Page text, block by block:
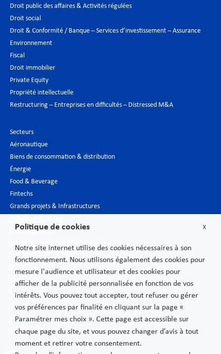
Droit public des affaires & Activités régulées
Droit social
Droit & Conformité / Banque – Services d’investissement – Assurance
Environnement
Fiscal
Droit immobilier
Private Equity
Propriété intellectuelle
Restructuring – Entreprises en difficultés – Distressed M&A
Secteurs
Aéronautique
Biens de consommation & distribution
Énergie
Food & Beverage
Fintechs
Grands projets & Infrastructures
Industrie du luxe
Industrie pharmaceutique & Biotech
Nouvelles technologies
Secteur bancaire
Secteur public
Services financiers
Télécommunications
Transport
X
Politique de cookies
Notre site internet utilise des cookies nécessaires à son
fonctionnement. Nous utilisons également des cookies pour
mesure l'audience et utilisateur et des cookies pour
afficher de la publicité personnalisée en fonction de vos
intérêts. Vous pouvez tout accepter, tout refuser ou gérer
vos préférences par finalité en cliquant sur la page «
Paramétrer mes choix ». Cette page est accessible sur
chaque page du site, et vous pouvez changer d’avis à tout
moment et retirer votre consentement.